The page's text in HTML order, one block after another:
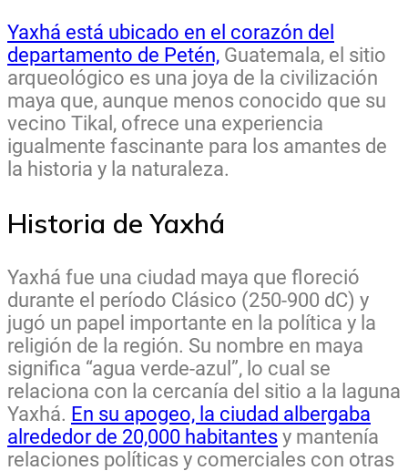
Yaxhá está ubicado en el corazón del
departamento de Petén, Guatemala, el sitio
arqueológico es una joya de la civilización
maya que, aunque menos conocido que su
vecino Tikal, ofrece una experiencia
igualmente fascinante para los amantes de
la historia y la naturaleza.
Historia de Yaxhá
Yaxhá fue una ciudad maya que floreció
durante el período Clásico (250-900 dC) y
jugó un papel importante en la política y la
religión de la región. Su nombre en maya
significa “agua verde-azul”, lo cual se
relaciona con la cercanía del sitio a la laguna
Yaxhá. En su apogeo, la ciudad albergaba
alrededor de 20,000 habitantes y mantenía
relaciones políticas y comerciales con otras